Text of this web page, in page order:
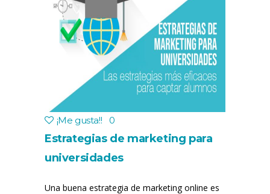
¡Me gusta!! 0
Estrategias de marketing para
universidades
Una buena estrategia de marketing online es